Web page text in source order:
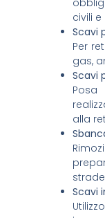
civili e
Scavi
Per
gas,
Scavi
alla
Scavi